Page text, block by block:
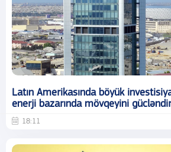
Latın Amerikasında böyük
enerji bazarında mövqeyini
18:11